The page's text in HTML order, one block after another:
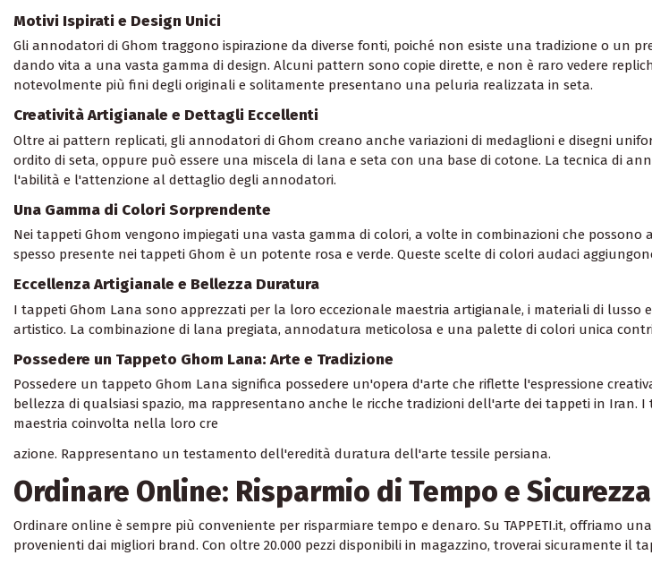
Motivi Ispirati e Design Unici
Gli annodatori di Ghom traggono ispirazione da diverse fonti, poiché non esiste una tradizione o un
dando vita a una vasta gamma di design. Alcuni pattern sono copie dirette, e non è raro vedere
notevolmente più fini degli originali e solitamente presentano una peluria realizzata in seta.
Creatività Artigianale e Dettagli Eccellenti
Oltre ai pattern replicati, gli annodatori di Ghom creano anche variazioni di medaglioni e disegni
ordito di seta, oppure può essere una miscela di lana e seta con una base di cotone. La tecnica di
l'abilità e l'attenzione al dettaglio degli annodatori.
Una Gamma di Colori Sorprendente
Nei tappeti Ghom vengono impiegati una vasta gamma di colori, a volte in combinazioni che
spesso presente nei tappeti Ghom è un potente rosa e verde. Queste scelte di colori audaci
Eccellenza Artigianale e Bellezza Duratura
I tappeti Ghom Lana sono apprezzati per la loro eccezionale maestria artigianale, i materiali di
artistico. La combinazione di lana pregiata, annodatura meticolosa e una palette di colori unica
Possedere un Tappeto Ghom Lana: Arte e Tradizione
Possedere un tappeto Ghom Lana significa possedere un'opera d'arte che riflette l'espressione
bellezza di qualsiasi spazio, ma rappresentano anche le ricche tradizioni dell'arte dei tappeti in
maestria coinvolta nella loro cre
azione. Rappresentano un testamento dell'eredità duratura dell'arte tessile persiana.
Ordinare Online: Risparmio di Tempo e Sicurezza
Ordinare online è sempre più conveniente per risparmiare tempo e denaro. Su TAPPETI.it, offriamo
provenienti dai migliori brand. Con oltre 20.000 pezzi disponibili in magazzino, troverai sicuramente il